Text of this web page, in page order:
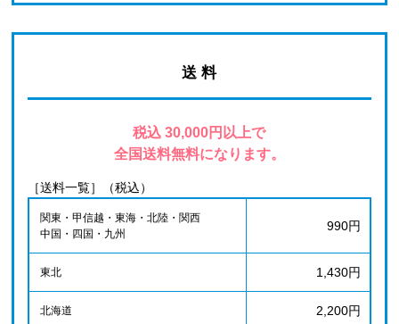
送 料
税込 30,000円以上で
全国送料無料になります。
［送料一覧］（税込）
関東・甲信越・東海・北陸・関西
中国・四国・九州
990円
東北 1,430円
北海道 2,200円